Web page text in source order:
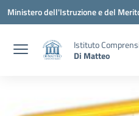
Vai ai contenuti
Vai al menu di navigazione
Vai al footer
Ministero dell'Istruzione e del
Istituto
Di Matteo